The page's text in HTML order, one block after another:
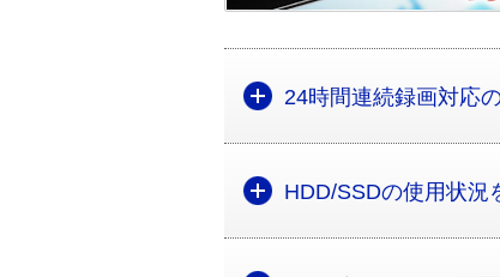
24時間連続録画対応
HDD/SSDの使用状況